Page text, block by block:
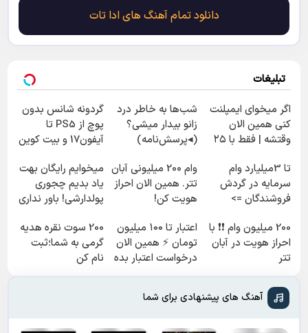
دانلود تمام آهنگ های ادا تات
تبلیغات
اگر میخوای ایمپلنت
کنی همین الان
وقتشه | فقط با ۲۵
شب‌ها به خاطر درد
زانو بیدار میشی؟
(◂پرسش‌نامه)
گردونه شانس بدون
پوچ از PS5 تا
آیفون17 و بیت کوین
تا 3میلیارد وام
سرمایه در گردش
فروشندگان =>
کن
وام 200 میلیونی آبان
تتر. همین الان احراز
هویت کن!
میخوایم رایگان بهت
یاد بدیم چجوری
پولدارشی! باور نداری
200 میلیون وام ❗❗ با
احراز هویت در آبان
تتر
اعتبار تا ۱۰۰ میلیون
تومان ⚡ همین الان
درخواست اعتبار بده
✅
200 سوت نقره هدیه
گرمی به شما؛ثبت
نام کن
آهنگ های پیشنهادی برای شما